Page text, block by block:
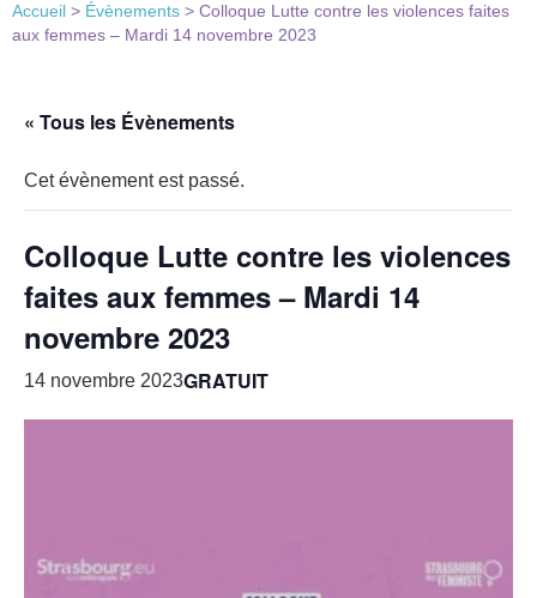
Accueil > Évènements > Colloque Lutte contre les violences faites
aux femmes – Mardi 14 novembre 2023
« Tous les Évènements
Cet évènement est passé.
Colloque Lutte contre les violences
faites aux femmes – Mardi 14
novembre 2023
14 novembre 2023GRATUIT